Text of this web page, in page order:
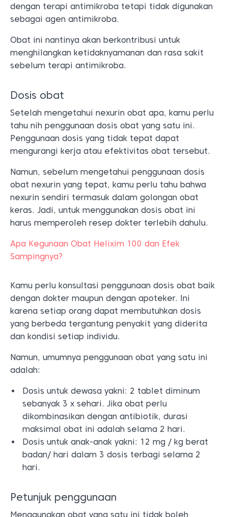
dengan terapi antimikroba tetapi tidak digunakan
sebagai agen antimikroba.
Obat ini nantinya akan berkontribusi untuk
menghilangkan ketidaknyamanan dan rasa sakit
sebelum terapi antimikroba.
Dosis obat
Setelah mengetahui nexurin obat apa, kamu perlu
tahu nih penggunaan dosis obat yang satu ini.
Penggunaan dosis yang tidak tepat dapat
mengurangi kerja atau efektivitas obat tersebut.
Namun, sebelum mengetahui penggunaan dosis
obat nexurin yang tepat, kamu perlu tahu bahwa
nexurin sendiri termasuk dalam golongan obat
keras. Jadi, untuk menggunakan dosis obat ini
harus memperoleh resep dokter terlebih dahulu.
Apa Kegunaan Obat Helixim 100 dan Efek
Sampingnya?
Kamu perlu konsultasi penggunaan dosis obat baik
dengan dokter maupun dengan apoteker. Ini
karena setiap orang dapat membutuhkan dosis
yang berbeda tergantung penyakit yang diderita
dan kondisi setiap individu.
Namun, umumnya penggunaan obat yang satu ini
adalah:
Dosis untuk dewasa yakni: 2 tablet diminum
sebanyak 3 x sehari. Jika obat perlu
dikombinasikan dengan antibiotik, durasi
maksimal obat ini adalah selama 2 hari.
Dosis untuk anak-anak yakni: 12 mg / kg berat
badan/ hari dalam 3 dosis terbagi selama 2
hari.
Petunjuk penggunaan
Menggunakan obat yang satu ini tidak boleh